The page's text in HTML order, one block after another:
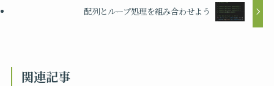
配列とループ処理を組み合わせよう
関連記事